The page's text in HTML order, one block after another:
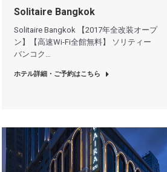
Solitaire Bangkok
Solitaire Bangkok 【2017年全改装オープ
ン】【高速Wi-Fi全館無料】 ソリティー
バンコク…
ホテル詳細・ご予約はこちら